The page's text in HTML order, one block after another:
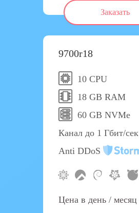
Заказать
9700r18
10 CPU
18 GB RAM
60 GB NVMe
Канал до 1 Гбит/сек
Anti DDoS
Цена в день / месяц